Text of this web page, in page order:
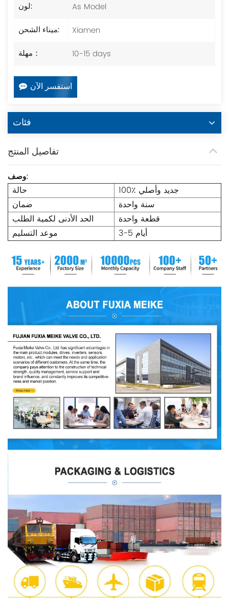
لون:
As Model
ميناء الشحن:
Xiamen
مهلة：
10-15 days
استفسر الآن
فئات
تفاصيل المنتج
وصف:
حالة
100٪ جديد وأصلي
ضمان
سنة واحدة
الحد الأدنى لكمية الطلب
قطعة واحدة
موعد التسليم
3-5 أيام